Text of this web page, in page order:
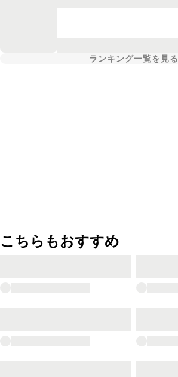
ランキング一覧を見る
こちらもおすすめ